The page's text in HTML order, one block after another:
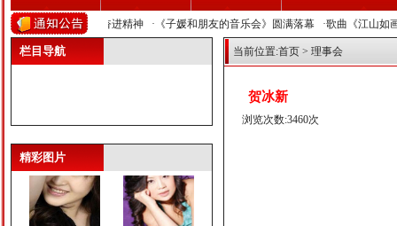
山河 展现中华民族奋进精神 ·《子媛和朋友的音乐会》圆满落幕 ·歌曲《江山如
栏目导航
精彩图片
曹驰 叶翀
当前位置:首页 > 理事会
贺冰新
浏览次数:3460次